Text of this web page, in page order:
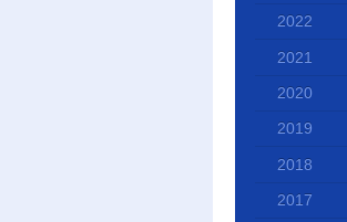
2022
2021
2020
2019
2018
2017